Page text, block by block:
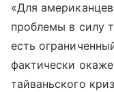
«Для
проблемы в силу
есть
фактически
тайваньского